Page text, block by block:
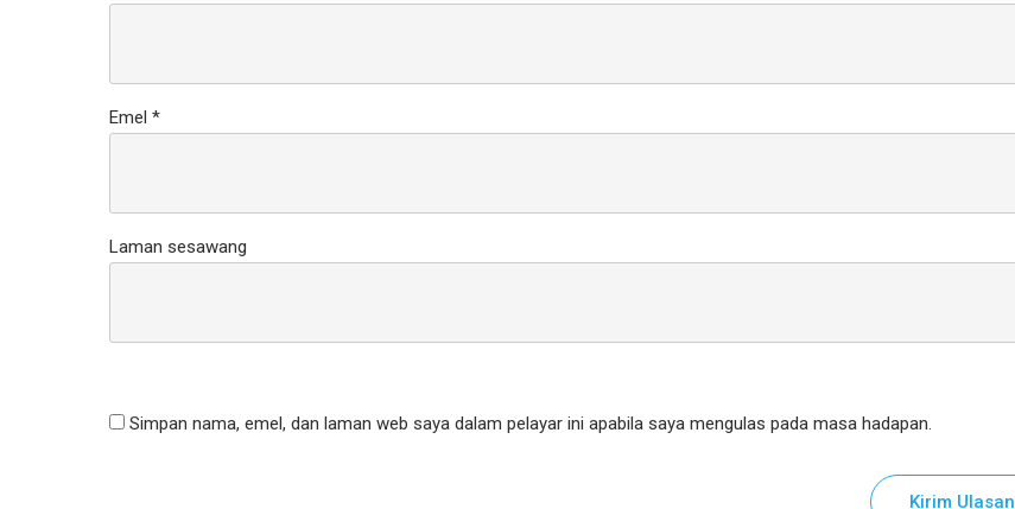
Emel *
Laman sesawang
Simpan nama, emel, dan laman web saya dalam pelayar ini apabila saya mengulas pada masa hadapan.
Kirim Ulasan